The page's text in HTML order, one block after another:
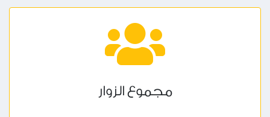
مجموع الزوار